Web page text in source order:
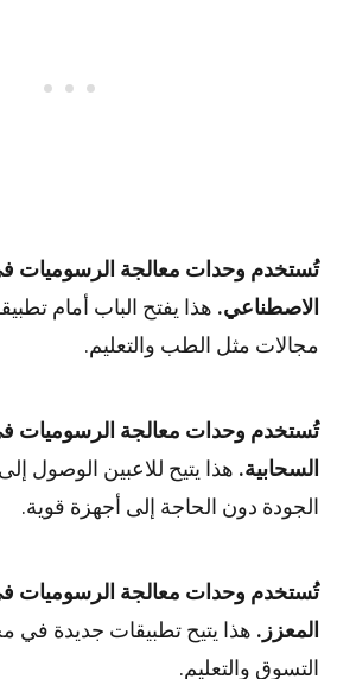
تُستخدم وحدات معالجة الرسوميات
الاصطناعي. هذا يفتح الباب أمام
مجالات مثل الطب والتعليم.
تُستخدم وحدات معالجة الرسوميات
السحابية. هذا يتيح للاعبين الوصول
الجودة دون الحاجة إلى أجهزة قوية.
تُستخدم وحدات معالجة الرسوميات
المعزز. هذا يتيح تطبيقات جديدة في
التسوق والتعليم.